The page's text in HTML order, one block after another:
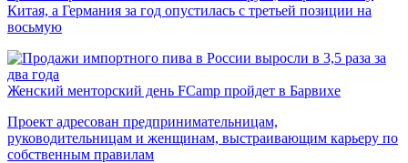
Китая, а Германия за год опустилась с третьей позиции на
восьмую
Женский менторский день FCamp пройдет в Барвихе
Проект адресован предпринимательницам,
руководительницам и женщинам, выстраивающим карьеру по
собственным правилам